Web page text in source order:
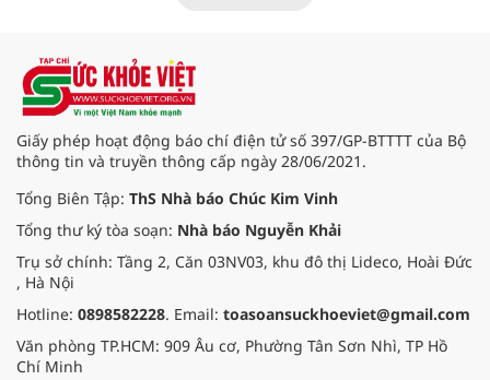
Giấy phép hoạt động báo chí điện tử số 397/GP-BTTTT của Bộ
thông tin và truyền thông cấp ngày 28/06/2021.
Tổng Biên Tập: ThS Nhà báo Chúc Kim Vinh
Tổng thư ký tòa soạn: Nhà báo Nguyễn Khải
Trụ sở chính: Tầng 2, Căn 03NV03, khu đô thị Lideco, Hoài Đức
, Hà Nội
Hotline: 0898582228. Email: toasoansuckhoeviet@gmail.com
Văn phòng TP.HCM: 909 Âu cơ, Phường Tân Sơn Nhì, TP Hồ
Chí Minh